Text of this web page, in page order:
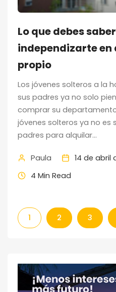
Lo que debes
independizarte
propio
Los jóvenes solteros a la
sus padres ya no solo
comprar su
jóvenes solteros ya no es
padres para alquilar...
Paula
14 de abril
4 Min Read
1 2 3